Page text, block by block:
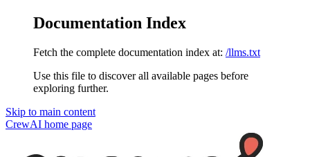
Documentation Index
Fetch the complete documentation index at: /llms.txt
Use this file to discover all available pages before
exploring further.
Skip to main content
CrewAI home page